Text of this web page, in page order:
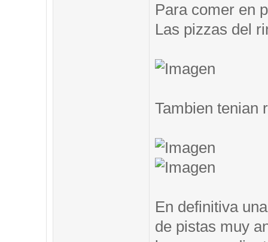
Para comer en
Las pizzas del
Tambien tenian
En definitiva
de pistas muy